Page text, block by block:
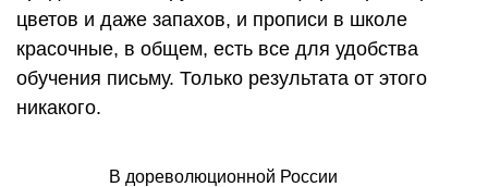
цветов и даже запахов, и прописи в школе
красочные, в общем, есть все для удобства
обучения письму. Только результата от этого
никакого.
В дореволюционной России